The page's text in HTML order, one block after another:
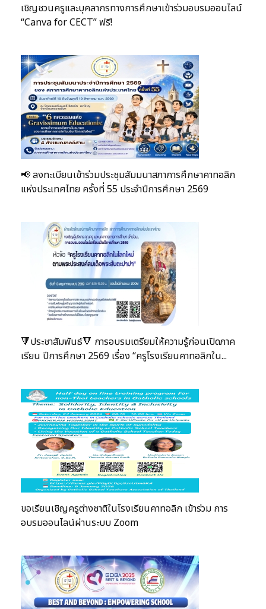
เชิญชวนครูและบุคลากรทางการศึกษาเข้าร่วมอบรมออนไลน์
“Canva for CECT” ฟรี!
📢 ลงทะเบียนเข้าร่วมประชุมสัมมนาสภาการศึกษาคาทอลิก
แห่งประเทศไทย ครั้งที่ 55 ประจำปีการศึกษา 2569
🔻ประชาสัมพันธ์🔻 การอบรมเตรียมให้ความรู้ก่อนเปิดภาค
เรียน ปีการศึกษา 2569 เรื่อง “ครูโรงเรียนคาทอลิกใน...
ขอเรียนเชิญครูต่างชาติในโรงเรียนคาทอลิก เข้าร่วม การ
อบรมออนไลน์ผ่านระบบ Zoom